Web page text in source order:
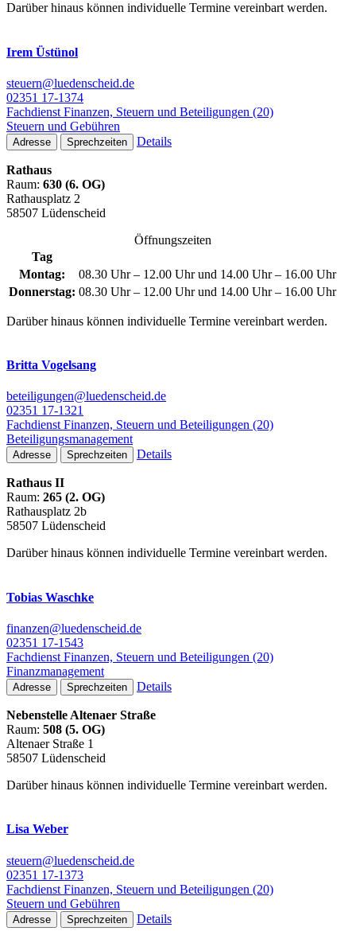
Darüber hinaus können individuelle Termine vereinbart werden.
Irem Üstünol
steuern@luedenscheid.de
02351 17-1374
Fachdienst Finanzen, Steuern und Beteiligungen (20)
Steuern und Gebühren
Adresse Sprechzeiten Details
Rathaus
Raum: 630 (6. OG)
Rathausplatz 2
58507 Lüdenscheid
Öffnungszeiten
Tag
Montag:
08.30 Uhr – 12.00 Uhr und 14.00 Uhr – 16.00 Uhr
Donnerstag: 08.30 Uhr – 12.00 Uhr und 14.00 Uhr – 16.00 Uhr
Darüber hinaus können individuelle Termine vereinbart werden.
Britta Vogelsang
beteiligungen@luedenscheid.de
02351 17-1321
Fachdienst Finanzen, Steuern und Beteiligungen (20)
Beteiligungsmanagement
Adresse Sprechzeiten Details
Rathaus II
Raum: 265 (2. OG)
Rathausplatz 2b
58507 Lüdenscheid
Darüber hinaus können individuelle Termine vereinbart werden.
Tobias Waschke
finanzen@luedenscheid.de
02351 17-1543
Fachdienst Finanzen, Steuern und Beteiligungen (20)
Finanzmanagement
Adresse Sprechzeiten Details
Nebenstelle Altenaer Straße
Raum: 508 (5. OG)
Altenaer Straße 1
58507 Lüdenscheid
Darüber hinaus können individuelle Termine vereinbart werden.
Lisa Weber
steuern@luedenscheid.de
02351 17-1373
Fachdienst Finanzen, Steuern und Beteiligungen (20)
Steuern und Gebühren
Adresse Sprechzeiten Details